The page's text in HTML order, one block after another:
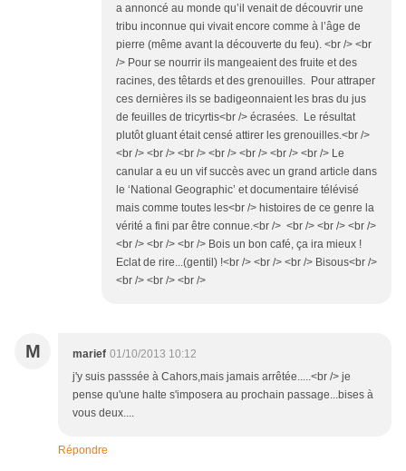
a annoncé au monde qu’il venait de découvrir une
tribu inconnue qui vivait encore comme à l’âge de
pierre (même avant la découverte du feu). <br /> <br
/> Pour se nourrir ils mangeaient des fruite et des
racines, des têtards et des grenouilles. Pour attraper
ces dernières ils se badigeonnaient les bras du jus
de feuilles de tricyrtis<br /> écrasées. Le résultat
plutôt gluant était censé attirer les grenouilles.<br />
<br /> <br /> <br /> <br /> <br /> <br /> <br /> Le
canular a eu un vif succès avec un grand article dans
le ‘National Geographic’ et documentaire télévisé
mais comme toutes les<br /> histoires de ce genre la
vérité a fini par être connue.<br /> <br /> <br /> <br />
<br /> <br /> <br /> Bois un bon café, ça ira mieux !
Eclat de rire...(gentil) !<br /> <br /> <br /> Bisous<br />
<br /> <br /> <br />
M marief 01/10/2013 10:12
j'y suis passsée à Cahors,mais jamais arrêtée.....<br /> je
pense qu'une halte s'imposera au prochain passage...bises à
vous deux....
Répondre